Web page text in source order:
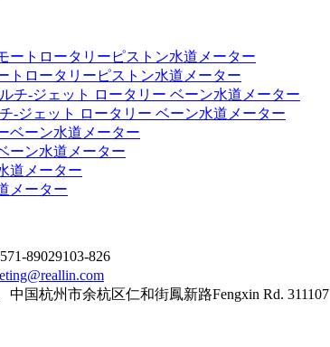
トロータリーピストン水道メーター
-ジェット ロータリー ベーン水道メーター
ーン水道メーター
メーター
89029103-826
中国杭州市余杭区仁和街鳳新路Fengxin Rd. 311107